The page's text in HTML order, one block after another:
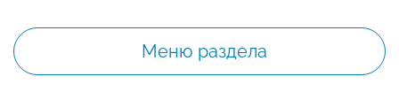
Меню раздела